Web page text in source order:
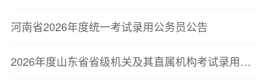
河南省2026年度统一考试录用公务员公告
2026年度山东省省级机关及其直属机构考试录用公务员公告